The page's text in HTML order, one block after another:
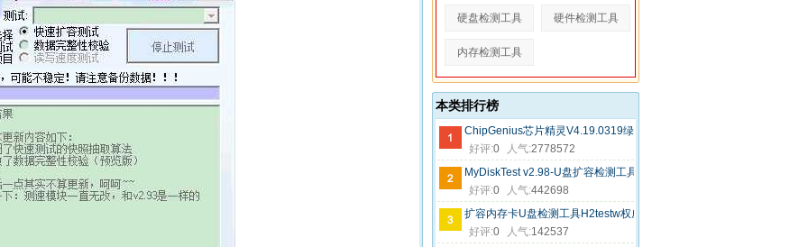
硬盘检测工具 硬件检测工具
内存检测工具
本类排行榜
ChipGenius芯片精灵V4.19.0319绿色版
好评:0 人气:2778572
MyDiskTest v2.98-U盘扩容检测工具
好评:0 人气:442698
扩容内存卡U盘检测工具H2testw权威中文版
好评:0 人气:142537